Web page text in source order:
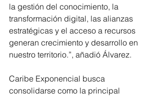
la gestión del conocimiento, la
transformación digital, las alianzas
estratégicas y el acceso a recursos
generan crecimiento y desarrollo en
nuestro territorio.”, añadió Álvarez.
Caribe Exponencial busca
consolidarse como la principal